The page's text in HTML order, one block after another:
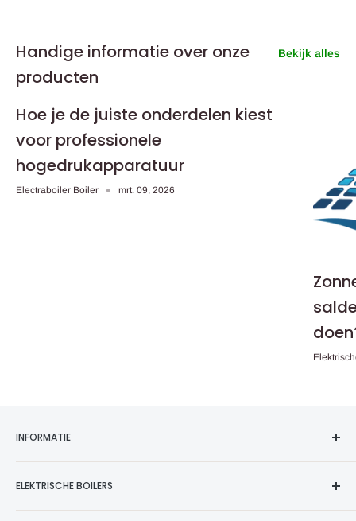
Handige informatie over onze
producten
Bekijk alles
Hoe je de juiste onderdelen kiest
voor professionele
hogedrukapparatuur
Electraboiler Boiler mrt. 09, 2026
INFORMATIE
Contact
Verzending & Garantie
Installeren & Monteren
ELEKTRISCHE BOILERS
Elektrische Boilers